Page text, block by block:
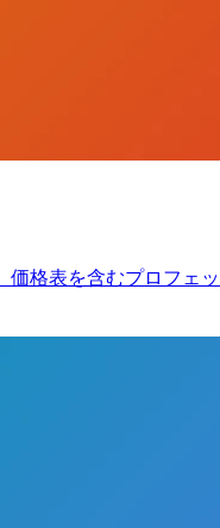
価格表を含むプロフェッ